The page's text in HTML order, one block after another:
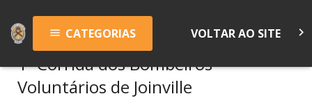
menu CATEGORIAS VOLTAR AO SITE keyboard_arrow_right
1ª Corrida dos Bombeiros
Voluntários de Joinville